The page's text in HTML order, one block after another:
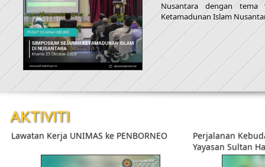
Nusantara dengan tema
Ketamadunan Islam
Lawatan Kerja UNIMAS ke PENBORNEO
Perjalanan
Yayasan Sultan